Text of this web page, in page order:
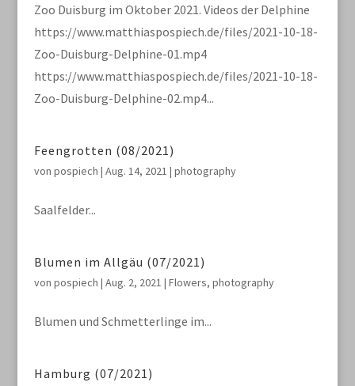
Zoo Duisburg im Oktober 2021. Videos der Delphine
https://www.matthiaspospiech.de/files/2021-10-18-
Zoo-Duisburg-Delphine-01.mp4
https://www.matthiaspospiech.de/files/2021-10-18-
Zoo-Duisburg-Delphine-02.mp4...
Feengrotten (08/2021)
von pospiech | Aug. 14, 2021 | photography
Saalfelder...
Blumen im Allgäu (07/2021)
von pospiech | Aug. 2, 2021 | Flowers, photography
Blumen und Schmetterlinge im...
Hamburg (07/2021)